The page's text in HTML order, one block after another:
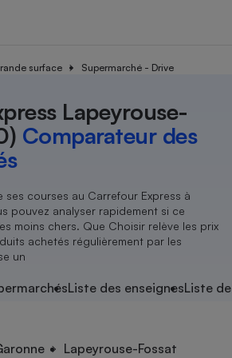
surface Supermarché - Drive
Lapeyrouse-
Comparateur des
ses courses au Carrefour Express à
pouvez analyser rapidement si ce
moins chers. Que Choisir relève les prix
achetés régulièrement par les
un
Liste des enseignesListe
Lapeyrouse-Fossat
Additifs
Agriculture
Produit alimentaire
Achat - Vente - Location
Carburant
Magasin - Grande surface
Marketing - Fidélisation
Organismes de défense
Système judiciairegratuit
Air
Eau
Achat - Vente - Travaux
Location
Sport
Vacances - Tourisme
électrique
Démarche administrative
Senior
Service marchand
Train
Transport aérien
locale
Choisir Ensemble